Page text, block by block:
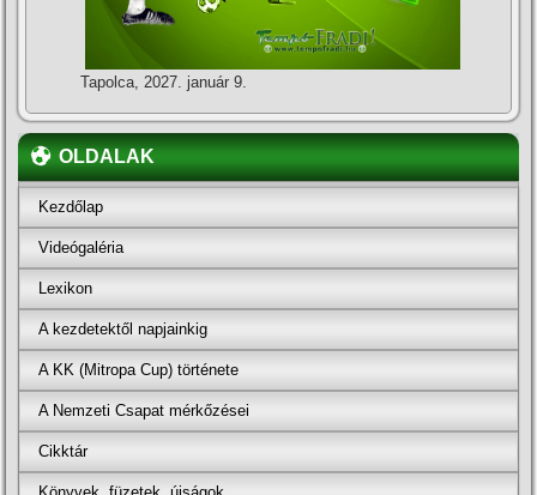
Tapolca, 2027. január 9.
OLDALAK
Kezdőlap
Videógaléria
Lexikon
A kezdetektől napjainkig
A KK (Mitropa Cup) története
A Nemzeti Csapat mérkőzései
Cikktár